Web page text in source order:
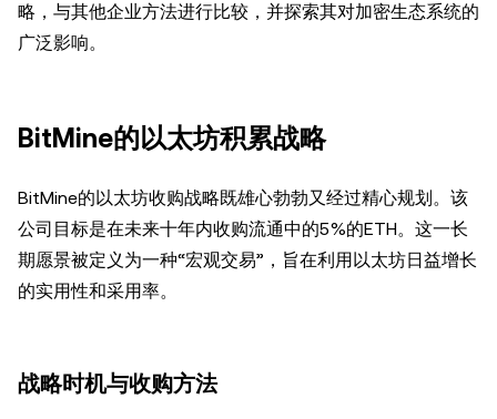
略，与其他企业方法进行比较，并探索其对加密生态系统的
广泛影响。
BitMine的以太坊积累战略
BitMine的以太坊收购战略既雄心勃勃又经过精心规划。该
公司目标是在未来十年内收购流通中的5%的ETH。这一长
期愿景被定义为一种“宏观交易”，旨在利用以太坊日益增长
的实用性和采用率。
战略时机与收购方法